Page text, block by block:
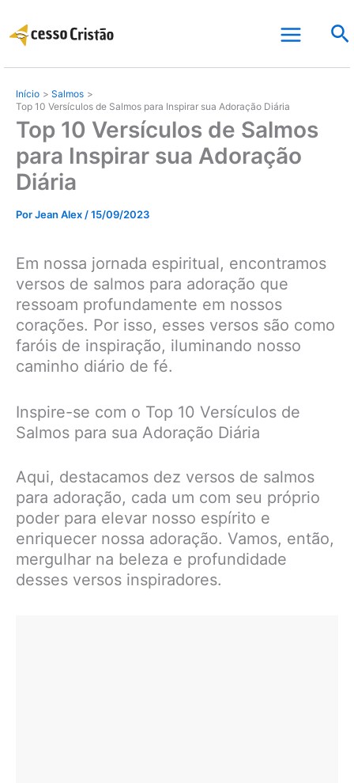
para
conteúdo
Início
Salmos
Top 10 Versículos de Salmos para Inspirar sua Adoração Diária
Top 10 Versículos de Salmos
para Inspirar sua Adoração
Diária
PorJean Alex /15/09/2023
Em nossa jornada espiritual, encontramos
versos de salmos para adoração que
ressoam profundamente em nossos
corações. Por isso, esses versos são como
faróis de inspiração, iluminando nosso
caminho diário de fé.
Inspire-se com o Top 10 Versículos de
Salmos para sua Adoração Diária
Aqui, destacamos dez versos de salmos
para adoração, cada um com seu próprio
poder para elevar nosso espírito e
enriquecer nossa adoração. Vamos, então,
mergulhar na beleza e profundidade
desses versos inspiradores.